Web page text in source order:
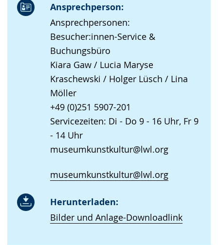
Ansprechperson:
Ansprechpersonen:
Besucher:innen-Service &
Buchungsbüro
Kiara Gaw / Lucia Maryse
Kraschewski / Holger Lüsch / Lina
Möller
+49 (0)251 5907-201
Servicezeiten: Di - Do 9 - 16 Uhr, Fr 9
- 14 Uhr
museumkunstkultur@lwl.org
museumkunstkultur@lwl.org
Herunterladen:
Bilder und Anlage-Downloadlink